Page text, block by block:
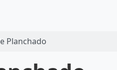
Planchado